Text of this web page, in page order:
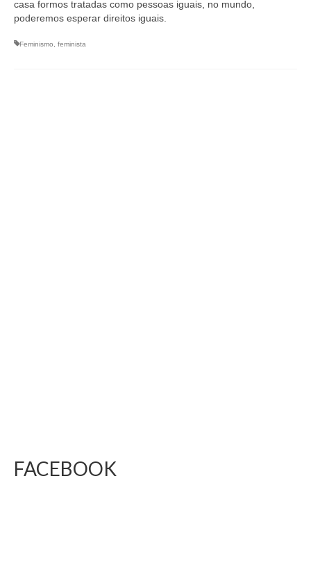
casa formos tratadas como pessoas iguais, no mundo,
poderemos esperar direitos iguais.
Feminismo feminista
FACEBOOK